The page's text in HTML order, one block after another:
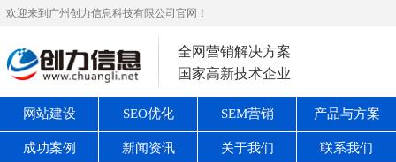
欢迎来到广州创力信息科技有限公司官网！
全网营销解决方案
国家高新技术企业
网站建设 SEO优化 SEM营销 产品与方案
成功案例 新闻资讯 关于我们 联系我们